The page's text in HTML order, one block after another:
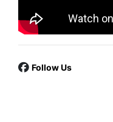
Follow Us